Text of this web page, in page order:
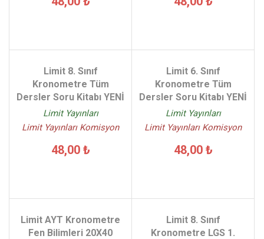
Limit 8. Sınıf
Kronometre Tüm
Dersler Soru Kitabı YENİ
Limit Yayınları
Limit Yayınları Komisyon
48,00 ₺
Limit 6. Sınıf
Kronometre Tüm
Dersler Soru Kitabı YENİ
Limit Yayınları
Limit Yayınları Komisyon
48,00 ₺
Limit AYT Kronometre
Fen Bilimleri 20X40
Limit 8. Sınıf
Kronometre LGS 1.